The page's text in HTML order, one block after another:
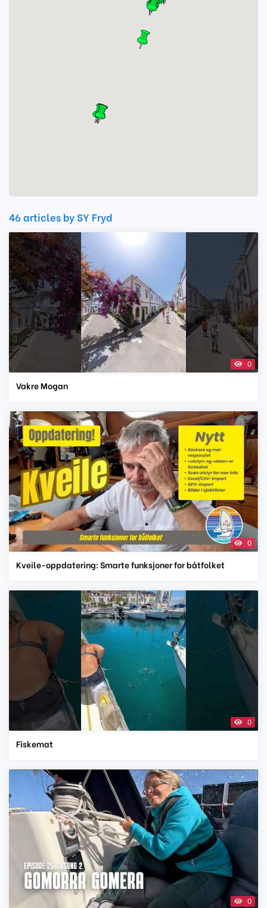
46 articles by SY Fryd
0
Vakre Mogan
0
Kveile-oppdatering: Smarte funksjoner for båtfolket
0
Fiskemat
0